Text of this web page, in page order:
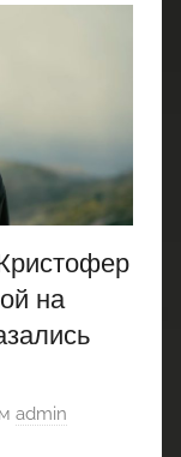
на
admin